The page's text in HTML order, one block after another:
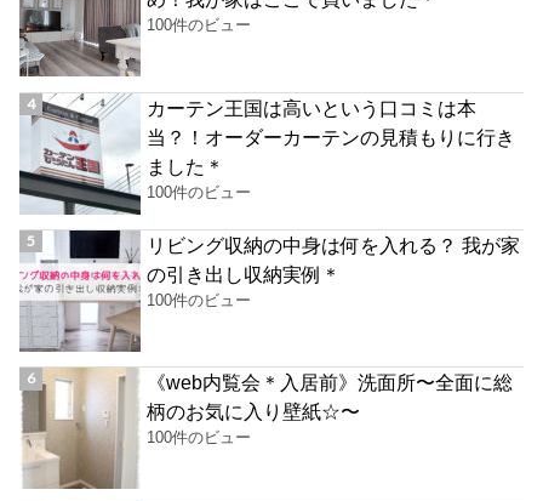
100件のビュー
カーテン王国は高いという口コミは本
当？！オーダーカーテンの見積もりに行き
ました＊
100件のビュー
リビング収納の中身は何を入れる？ 我が家
の引き出し収納実例＊
100件のビュー
《web内覧会＊入居前》洗面所〜全面に総
柄のお気に入り壁紙☆〜
100件のビュー